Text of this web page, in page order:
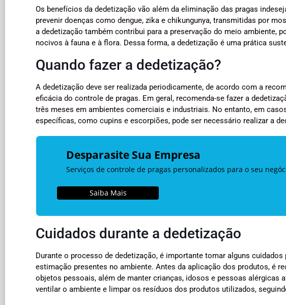
Os benefícios da dedetização vão além da eliminação das pragas
prevenir doenças como dengue, zika e chikungunya, transmitidas por
a dedetização também contribui para a preservação do meio ambiente,
nocivos à fauna e à flora. Dessa forma, a dedetização é uma prática
Quando fazer a dedetização?
A dedetização deve ser realizada periodicamente, de acordo com a
eficácia do controle de pragas. Em geral, recomenda-se fazer a
três meses em ambientes comerciais e industriais. No entanto, em
específicas, como cupins e escorpiões, pode ser necessário realizar a
Desparasite Sua Empresa
Serviços de controle de pragas personalizados para o seu
Saiba Mais
Cuidados durante a dedetização
Durante o processo de dedetização, é importante tomar alguns
estimação presentes no ambiente. Antes da aplicação dos produtos, é
objetos pessoais, além de manter crianças, idosos e pessoas alérgicas
ventilar o ambiente e limpar os resíduos dos produtos utilizados,